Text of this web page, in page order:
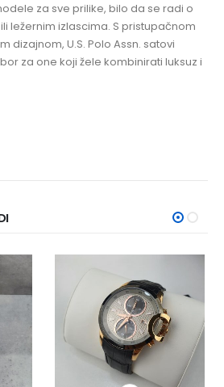
za sve prilike, bilo da se radi o
ležernim izlascima. S pristupačnom
dizajnom, U.S. Polo Assn. satovi
za one koji žele kombinirati luksuz i